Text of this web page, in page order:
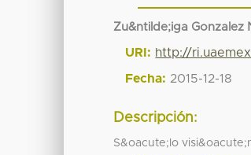
Zu&ntilde;iga Gonzalez
URI: http://
Fecha: 2015-12-18
Descripción:
S&oacute;lo